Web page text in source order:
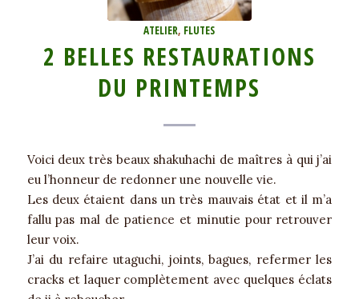
ATELIER, FLUTES
2 BELLES RESTAURATIONS
DU PRINTEMPS
Voici deux très beaux shakuhachi de maîtres à qui j’ai
eu l’honneur de redonner une nouvelle vie.
Les deux étaient dans un très mauvais état et il m’a
fallu pas mal de patience et minutie pour retrouver
leur voix.
J’ai du refaire utaguchi, joints, bagues, refermer les
cracks et laquer complètement avec quelques éclats